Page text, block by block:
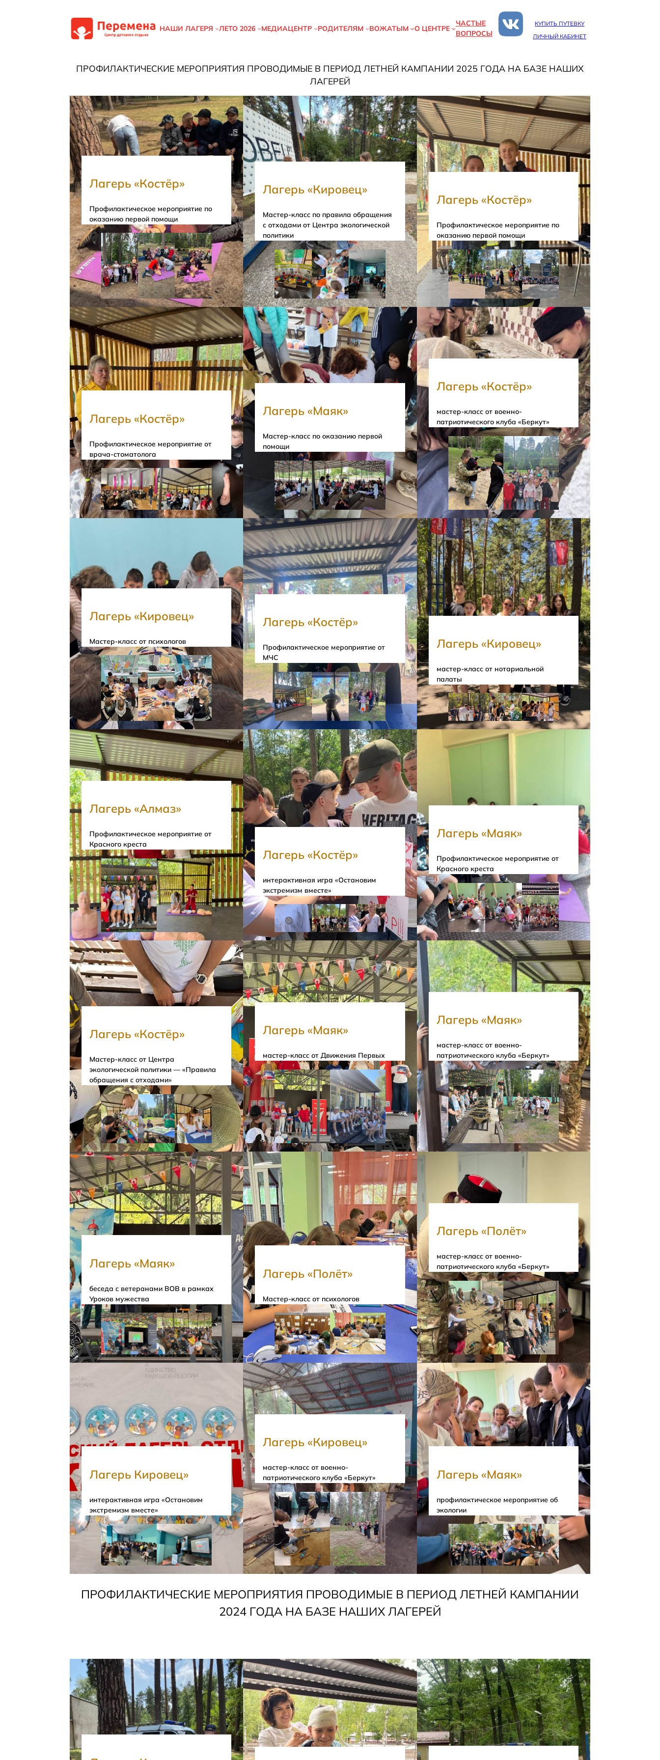
к
содержимому
НАШИ ЛАГЕРЯ ЛЕТО 2026 МЕДИАЦЕНТР РОДИТЕЛЯМ ВОЖАТЫМ О ЦЕНТРЕ
ЧАСТЫЕ
ВОПРОСЫ
КУПИТЬ ПУТЕВКУ
ЛИЧНЫЙ КАБИНЕТ
ПРОФИЛАКТИЧЕСКИЕ МЕРОПРИЯТИЯ ПРОВОДИМЫЕ В ПЕРИОД ЛЕТНЕЙ КАМПАНИИ 2025 ГОДА НА БАЗЕ НАШИХ
ЛАГЕРЕЙ
Лагерь «Костёр»
Профилактическое мероприятие по
оказанию первой помощи
Лагерь «Кировец»
Мастер-класс по правила обращения
с отходами от Центра экологической
политики
Лагерь «Костёр»
Профилактическое мероприятие по
оказанию первой помощи
Лагерь «Костёр»
Профилактическое мероприятие от
врача-стоматолога
Лагерь «Кировец»
Мастер-класс от психологов
Лагерь «Алмаз»
Профилактическое мероприятие от
Красного креста
Лагерь «Костёр»
Мастер-класс от Центра
экологической политики — «Правила
обращения с отходами»
Лагерь «Маяк»
беседа с ветеранами ВОВ в рамках
Уроков мужества
Лагерь Кировец»
интерактивная игра «Остановим
экстремизм вместе»
Лагерь «Маяк»
Мастер-класс по оказанию первой
помощи
Лагерь «Костёр»
Профилактическое мероприятие от
МЧС
Лагерь «Костёр»
интерактивная игра «Остановим
экстремизм вместе»
Лагерь «Маяк»
мастер-класс от Движения Первых
Лагерь «Полёт»
Мастер-класс от психологов
Лагерь «Кировец»
мастер-класс от военно-
патриотического клуба «Беркут»
Лагерь «Костёр»
мастер-класс от военно-
патриотического клуба «Беркут»
Лагерь «Кировец»
мастер-класс от нотариальной
палаты
Лагерь «Маяк»
Профилактическое мероприятие от
Красного креста
Лагерь «Маяк»
мастер-класс от военно-
патриотического клуба «Беркут»
Лагерь «Полёт»
мастер-класс от военно-
патриотического клуба «Беркут»
Лагерь «Маяк»
профилактическое мероприятие об
экологии
ПРОФИЛАКТИЧЕСКИЕ МЕРОПРИЯТИЯ ПРОВОДИМЫЕ В ПЕРИОД ЛЕТНЕЙ КАМПАНИИ
2024 ГОДА НА БАЗЕ НАШИХ ЛАГЕРЕЙ